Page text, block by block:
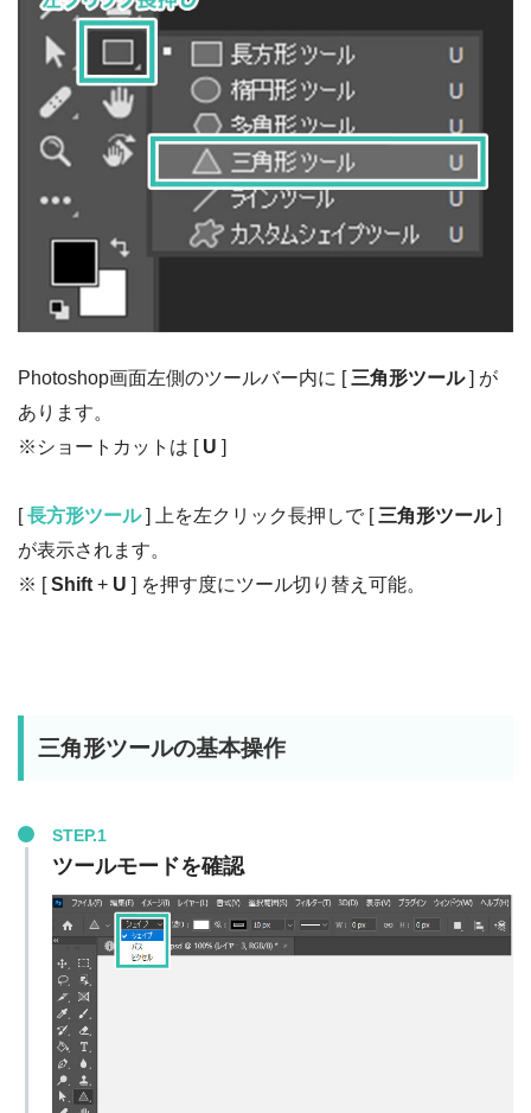
Photoshop画面左側のツールバー内に [三角形ツール] が
あります。
※ショートカットは [ U ]
[長方形ツール] 上を左クリック長押しで [三角形ツール]
が表示されます。
※ [Shift + U ] を押す度にツール切り替え可能。
三角形ツールの基本操作
STEP.1
ツールモードを確認